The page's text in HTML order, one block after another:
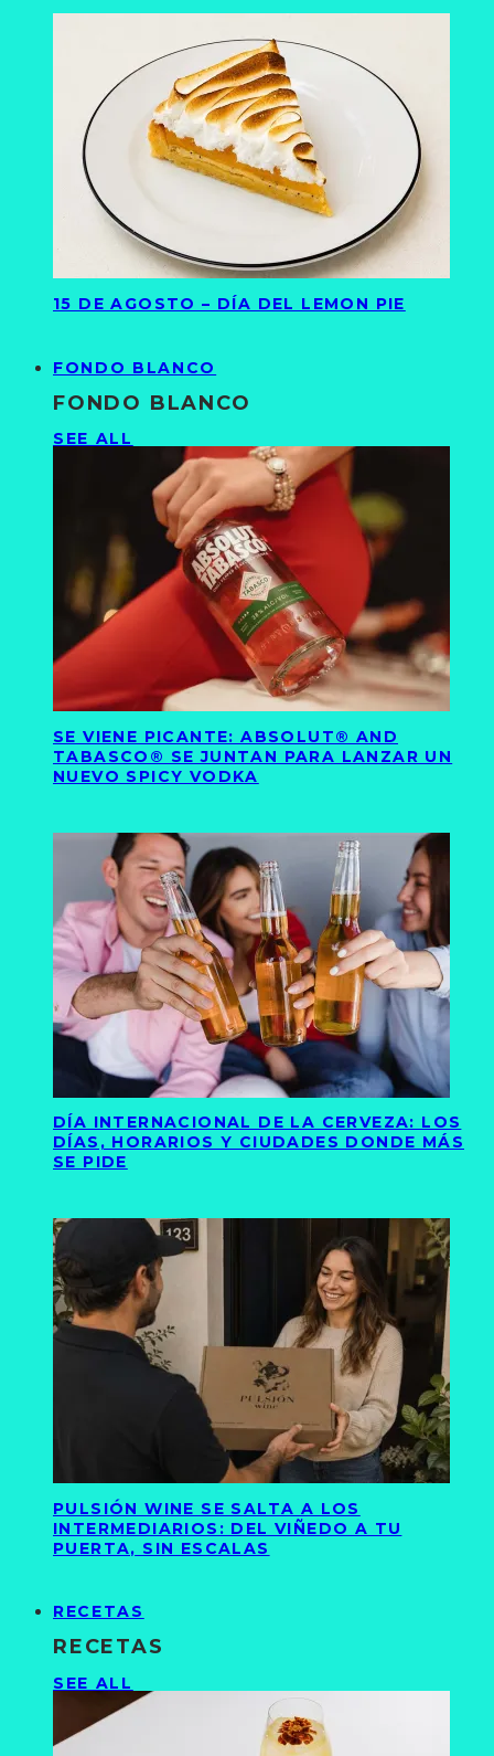
15 DE AGOSTO – DÍA DEL LEMON PIE
FONDO BLANCO
FONDO BLANCO
SEE ALL
SE VIENE PICANTE: ABSOLUT® AND
TABASCO® SE JUNTAN PARA LANZAR UN
NUEVO SPICY VODKA
DÍA INTERNACIONAL DE LA CERVEZA: LOS
DÍAS, HORARIOS Y CIUDADES DONDE MÁS
SE PIDE
PULSIÓN WINE SE SALTA A LOS
INTERMEDIARIOS: DEL VIÑEDO A TU
PUERTA, SIN ESCALAS
RECETAS
RECETAS
SEE ALL